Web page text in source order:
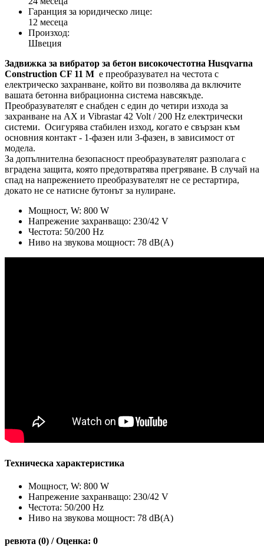
Гаранция за юридическо лице:
12 месеца
Произход:
Швеция
Задвижка за вибратор за бетон високочестотна Husqvarna
Construction CF 11 M е преобразувател на честота с
електрическо захранване, който ви позволява да включите
вашата бетонна вибрационна система навсякъде.
Преобразувателят е снабден с един до четири изхода за
захранване на AX и Vibrastar 42 Volt / 200 Hz електрически
системи. Осигурява стабилен изход, когато е свързан към
основния контакт - 1-фазен или 3-фазен, в зависимост от
модела.
За допълнителна безопасност преобразувателят разполага с
вградена защита, която предотвратява прегряване. В случай на
спад на напрежението преобразувателят не се рестартира,
докато не се натисне бутонът за нулиране.
Мощност, W: 800 W
Напрежение захранващо: 230/42 V
Честота: 50/200 Hz
Ниво на звукова мощност: 78 dB(A)
Техническа характеристика
Мощност, W: 800 W
Напрежение захранващо: 230/42 V
Честота: 50/200 Hz
Ниво на звукова мощност: 78 dB(A)
ревюта (0) / Оценка: 0